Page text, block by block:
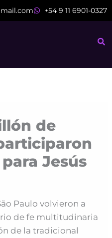
+54 9 11 6901-0327
de
Jesús
Paulo volvieron a
de fe multitudinaria
de la tradicional